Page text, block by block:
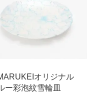
オリジナル
ー彩泡紋雪輪皿